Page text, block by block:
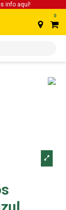
info aquí!
0